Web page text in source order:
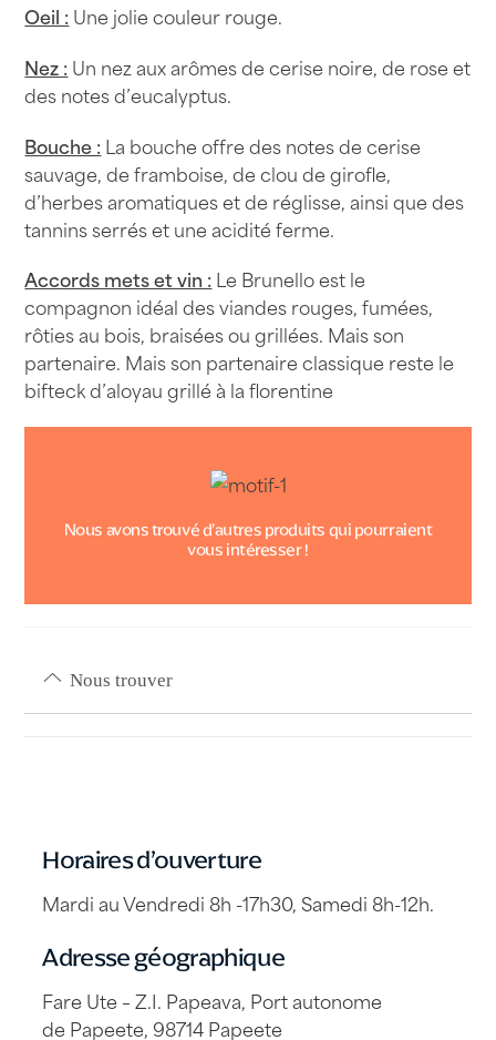
Oeil :Une jolie couleur rouge.
Nez :Un nez aux arômes de cerise noire, de rose et
des notes d’eucalyptus.
Bouche :La bouche offre des notes de cerise
sauvage, de framboise, de clou de girofle,
d’herbes aromatiques et de réglisse, ainsi que des
tannins serrés et une acidité ferme.
Accords mets et vin :Le Brunello est le
compagnon idéal des viandes rouges, fumées,
rôties au bois, braisées ou grillées. Mais son
partenaire. Mais son partenaire classique reste le
bifteck d’aloyau grillé à la florentine
Nous avons trouvé d’autres produits qui pourraient
vous intéresser !
Nous trouver
Horaires d’ouverture
Mardi au Vendredi 8h -17h30, Samedi 8h-12h.
Adresse géographique
Fare Ute – Z.I. Papeava, Port autonome
de Papeete, 98714 Papeete